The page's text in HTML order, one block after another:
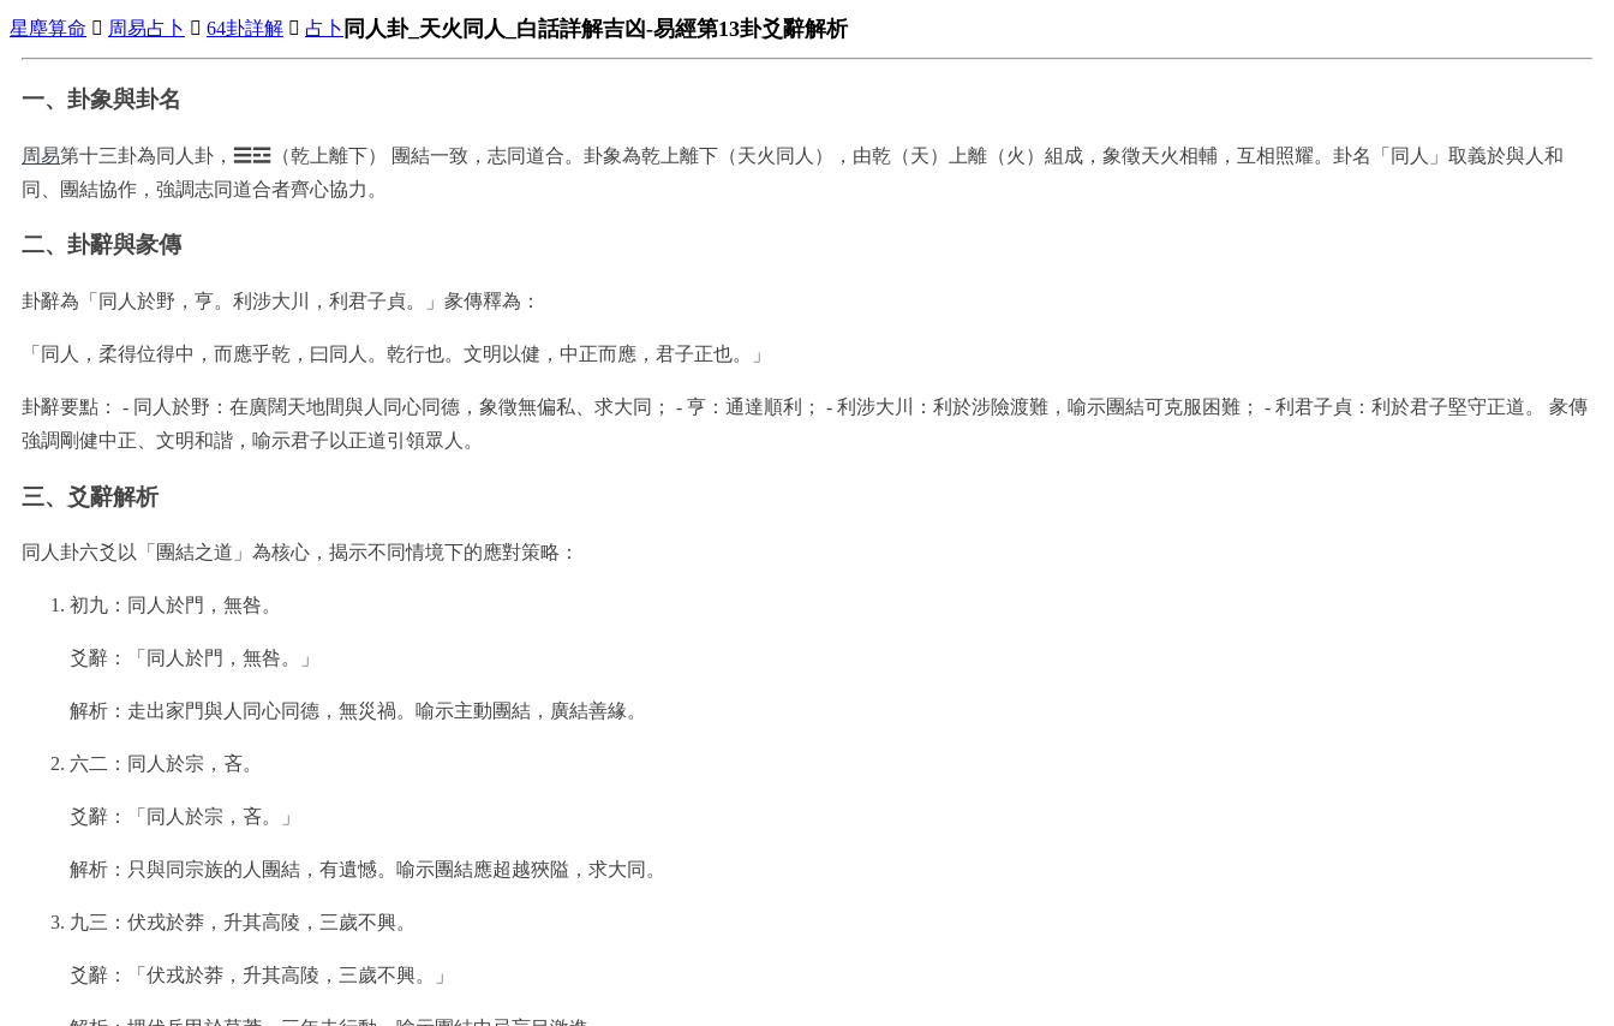
星塵算命  周易占卜  64卦詳解  占卜 同人卦_天火同人_白話詳解吉凶-易經第13卦爻辭解析
一、卦象與卦名
周易第十三卦為同人卦，☰☲（乾上離下）
團結一致，志同道合。卦象為乾上離下（天火同人），由乾（天）上離（火）組成，象徵天火相輔，互相照耀。卦名「同人」取義於與人和
同、團結協作，強調志同道合者齊心協力。
二、卦辭與彖傳
卦辭為「同人於野，亨。利涉大川，利君子貞。」彖傳釋為：
「同人，柔得位得中，而應乎乾，曰同人。乾行也。文明以健，中正而應，君子正也。」
卦辭要點： - 同人於野：在廣闊天地間與人同心同德，象徵無偏私、求大同； - 亨：通達順利； - 利涉大川：利於涉險渡難，喻示團結可克服困難； - 利君子貞：利於君子堅守正道。 彖傳
強調剛健中正、文明和諧，喻示君子以正道引領眾人。
三、爻辭解析
同人卦六爻以「團結之道」為核心，揭示不同情境下的應對策略：
初九：同人於門，無咎。
爻辭：「同人於門，無咎。」
解析：走出家門與人同心同德，無災禍。喻示主動團結，廣結善緣。
六二：同人於宗，吝。
爻辭：「同人於宗，吝。」
解析：只與同宗族的人團結，有遺憾。喻示團結應超越狹隘，求大同。
九三：伏戎於莽，升其高陵，三歲不興。
爻辭：「伏戎於莽，升其高陵，三歲不興。」